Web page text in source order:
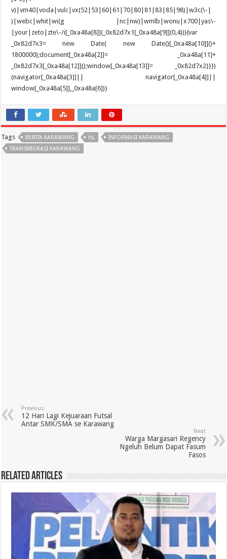
Tags BERITA KARAWANG HL
INFORMASI KARAWANG
TRANSMIGRASI KARAWANG
Previous
12 Hari Lagi Kejuaraan Futsal
Antar SMK/SMA se Karawang
Next
Warga Margasari Regency
Ngeluh Belum Dapat Fasum
Fasos
Related Articles